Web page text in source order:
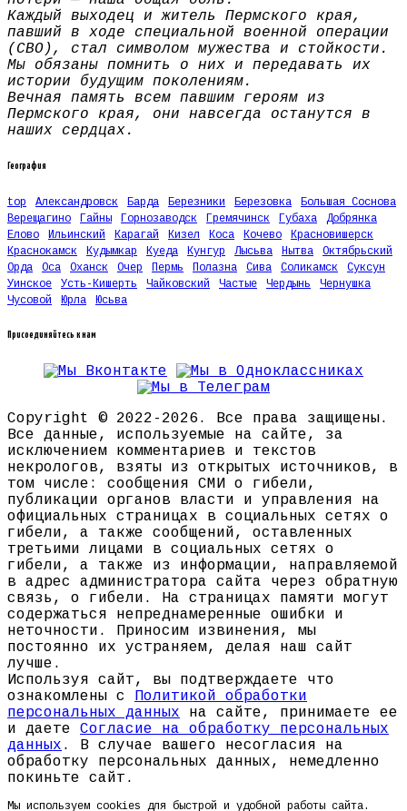
Каждый выходец и житель Пермского края,
павший в ходе специальной военной операции
(СВО), стал символом мужества и стойкости.
Мы обязаны помнить о них и передавать их
истории будущим поколениям.
Вечная память всем павшим героям из
Пермского края, они навсегда останутся в
наших сердцах.
География
top Александровск Барда Березники Березовка
Большая Соснова
Верещагино
Гайны Горнозаводск Гремячинск Губаха
Добрянка
Елово
Ильинский Карагай Кизел Коса Кочево
Красновишерск
Краснокамск
Кудымкар Куеда Кунгур Лысьва Нытва
Октябрьский
Орда
Оса Оханск Очер Пермь Полазна Сива Соликамск
Суксун
Уинское
Усть-Кишерть Чайковский Частые Чердынь
Чернушка
Чусовой
Юрла Юсьва
Присоединяйтесь к нам
Copyright © 2022-2026. Все права защищены.
Все данные, используемые на сайте, за
исключением комментариев и текстов
некрологов, взяты из открытых источников, в
том числе: сообщения СМИ о гибели,
публикации органов власти и управления на
официальных страницах в социальных сетях о
гибели, а также сообщений, оставленных
третьими лицами в социальных сетях о
гибели, а также из информации, направляемой
в адрес администратора сайта через обратную
связь, о гибели. На страницах памяти могут
содержаться непреднамеренные ошибки и
неточности. Приносим извинения, мы
постоянно их устраняем, делая наш сайт
лучше.
Используя сайт, вы подтверждаете что
ознакомлены с Политикой обработки
персональных данных на сайте, принимаете ее
и даете Согласие на обработку персональных
данных . В случае вашего несогласия на
обработку персональных данных, немедленно
покиньте сайт.
Мы используем cookies для быстрой и удобной работы сайта.